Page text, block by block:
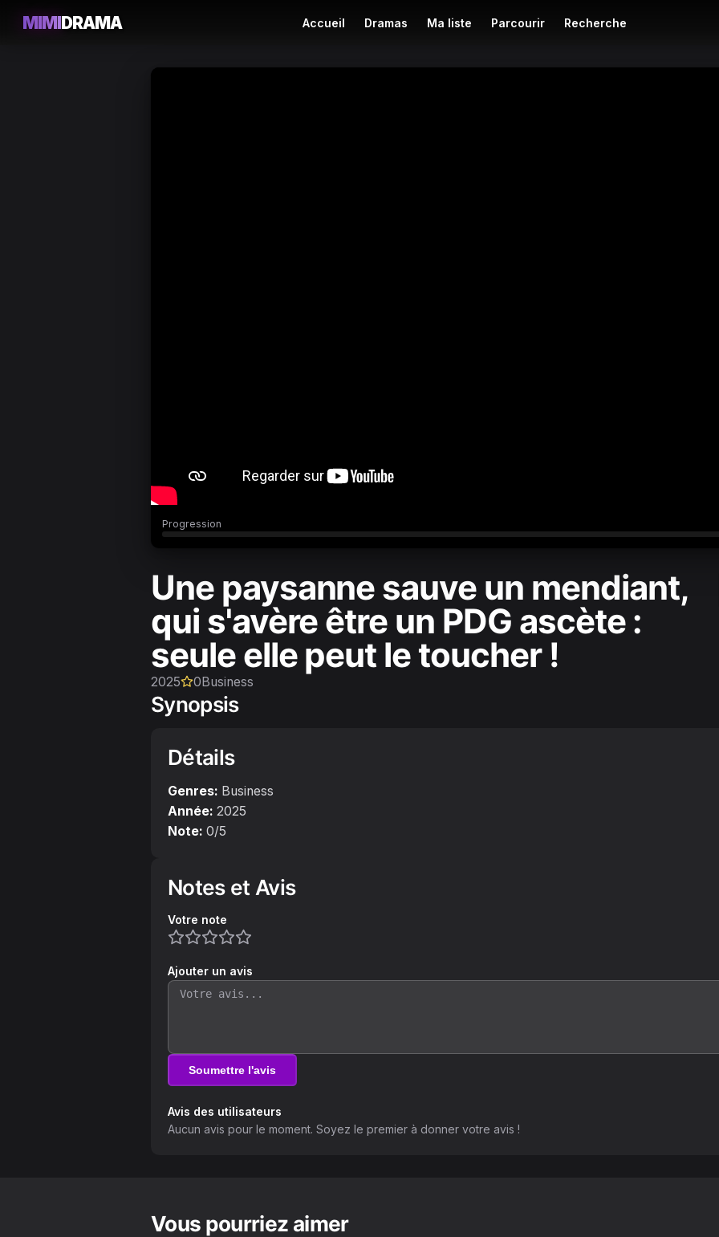
MIMIDRAMA Accueil Dramas Ma liste Parcourir Recherche
Progression
Une paysanne sauve un mendiant,
qui s'avère être un PDG ascète :
seule elle peut le toucher !
2025 0Business
Synopsis
Détails
Genres: Business
Année: 2025
Note: 0/5
Notes et Avis
Votre note
Ajouter un avis
Soumettre l'avis
Avis des utilisateurs
Aucun avis pour le moment. Soyez le premier à donner votre avis !
Vous pourriez aimer